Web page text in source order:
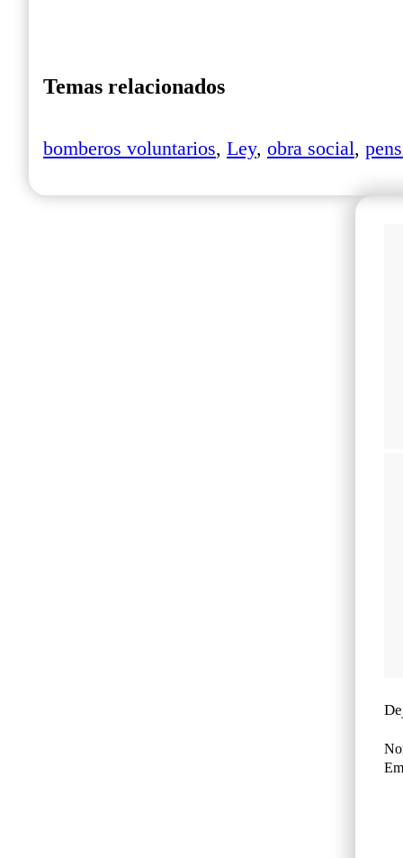
Temas relacionados
bomberos voluntarios, Ley, obra social,